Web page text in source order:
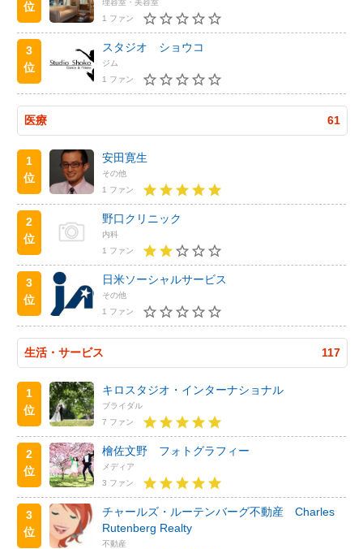
位
1 ファン
3
位
スタジオ ショウコ
ジム
1 ファン
医療 61
1
位
安田寛生
その他
1 ファン
2
位
野口クリニック
内科
1 ファン
3
位
日米ソーシャルサービス
その他
1 ファン
生活・サービス 117
1
位
キロスタジオ・インターナショナル
ブライダル
7 ファン
2
位
檜佐文野 フォトグラフィー
メディア
3 ファン
3
位
チャールズ・ルーテンバーグ不動産 Charles
Rutenberg Realty
不動産